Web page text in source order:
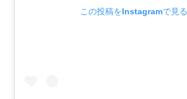
この投稿をInstagramで見る